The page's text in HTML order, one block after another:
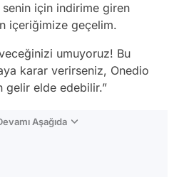
için indirime giren
içeriğimize geçelim.
umuyoruz! Bu
karar verirseniz, Onedio
gelir elde edebilir.”
Aşağıda